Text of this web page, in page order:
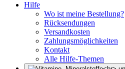
Hilfe
Wo ist meine Bestellung?
Rücksendungen
Versandkosten
Zahlungsmöglichkeiten
Kontakt
Alle Hilfe-Themen